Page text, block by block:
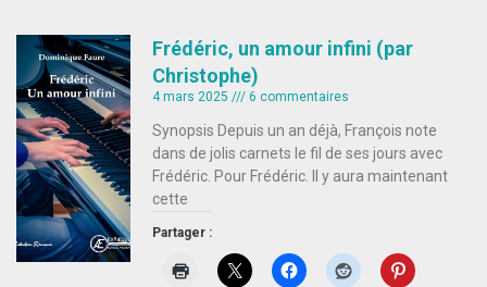
Frédéric, un amour infini (par
Christophe)
4 mars 2025 6 commentaires
Synopsis Depuis un an déjà, François note
dans de jolis carnets le fil de ses jours avec
Frédéric. Pour Frédéric. Il y aura maintenant
cette
Partager :